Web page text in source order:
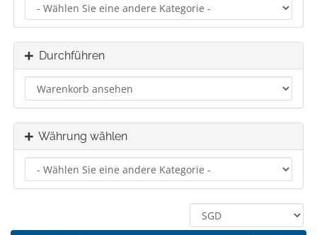
Durchführen
Währung wählen